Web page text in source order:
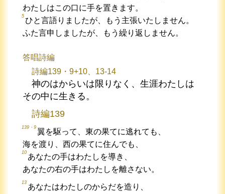
わたしはこの口に手を置きます。
5
ひと言語りましたが、もう主張いたしません。
ふた言申しましたが、もう繰り返しません。
答唱詩編
詩編139・9+10、13-14
神のはからいは限りなく、生涯わたしは
その中に生きる。
詩編139
139・9
翼を駆って、東の果てに逃れても、
海を渡り、西の果てに住んでも、
10
あなたの手はわたしを導き、
あなたの右の手はわたしを離さない。
13
あなたはわたしのからだを造り、